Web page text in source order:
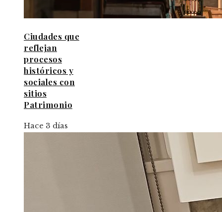
Ciudades que
reflejan
procesos
históricos y
sociales con
sitios
Patrimonio
Hace 3 días